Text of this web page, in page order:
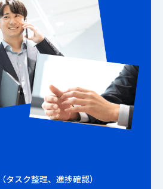
タスク整理、進捗確認）